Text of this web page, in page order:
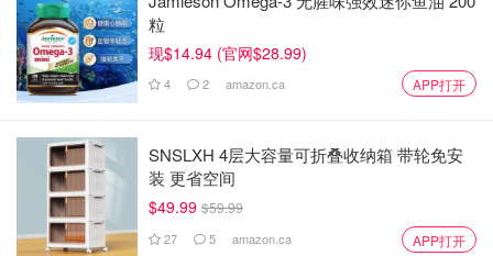
粒
现$14.94 (官网$28.99)
4 2 amazon.ca APP打开
SNSLXH 4层大容量可折叠收纳箱 带轮免安
装 更省空间
$49.99 $59.99
27 5 amazon.ca APP打开